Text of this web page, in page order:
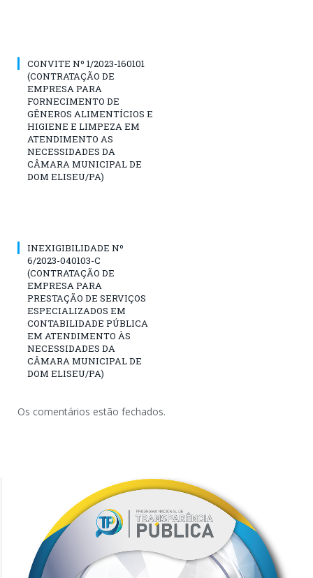
CONVITE Nº 1/2023-160101
(CONTRATAÇÃO DE
EMPRESA PARA
FORNECIMENTO DE
GÊNEROS ALIMENTÍCIOS E
HIGIENE E LIMPEZA EM
ATENDIMENTO AS
NECESSIDADES DA
CÂMARA MUNICIPAL DE
DOM ELISEU/PA)
INEXIGIBILIDADE Nº
6/2023-040103-C
(CONTRATAÇÃO DE
EMPRESA PARA
PRESTAÇÃO DE SERVIÇOS
ESPECIALIZADOS EM
CONTABILIDADE PÚBLICA
EM ATENDIMENTO ÀS
NECESSIDADES DA
CÂMARA MUNICIPAL DE
DOM ELISEU/PA)
Os comentários estão fechados.